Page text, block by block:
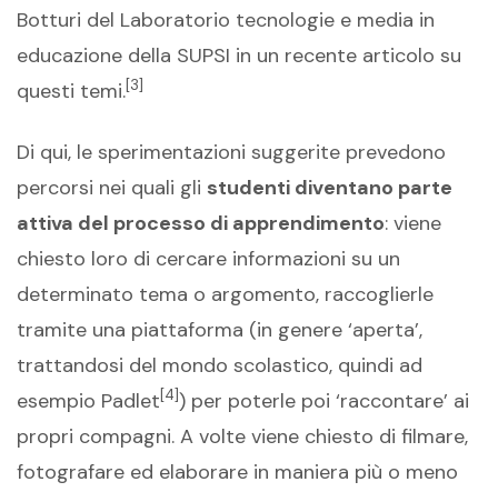
Botturi del Laboratorio tecnologie e media in
educazione della SUPSI in un recente articolo su
questi temi.[3]
Di qui, le sperimentazioni suggerite prevedono
percorsi nei quali gli studenti diventano parte
attiva del processo di apprendimento: viene
chiesto loro di cercare informazioni su un
determinato tema o argomento, raccoglierle
tramite una piattaforma (in genere ‘aperta’,
trattandosi del mondo scolastico, quindi ad
esempio Padlet[4]) per poterle poi ‘raccontare’ ai
propri compagni. A volte viene chiesto di filmare,
fotografare ed elaborare in maniera più o meno